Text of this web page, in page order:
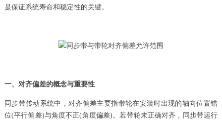
是保证系统寿命和稳定性的关键。
一、对齐偏差的概念与重要性
同步带传动系统中，对齐偏差主要指带轮在安装时出现的轴向位置错
位(平行偏差)与角度不正(角度偏差)。若带轮未正确对齐，同步带运行